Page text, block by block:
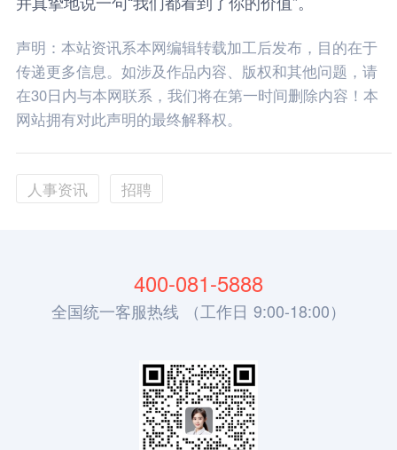
声明：本站资讯系本网编辑转载加工后发布，目的在于
传递更多信息。如涉及作品内容、版权和其他问题，请
在30日内与本网联系，我们将在第一时间删除内容！本
网站拥有对此声明的最终解释权。
人事资讯 招聘
400-081-5888
全国统一客服热线 （工作日 9:00-18:00）